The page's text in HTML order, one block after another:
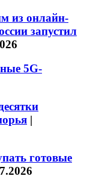
из онлайн-
запустил
5G-
|
готовые